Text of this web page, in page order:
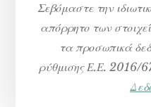
Σεβόμαστε την
απόρρητο των
τα προσωπικά
ρύθμισης Ε.Ε. 2016/